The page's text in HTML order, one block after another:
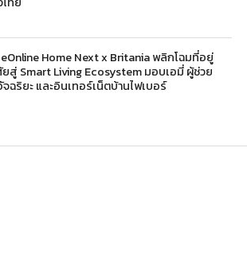
Home Next x Britania พลิกโฉมที่อยู่
สู่ Smart Living Ecosystem มอบเอมี่ ผู้ช่วย
จฉริยะ และอินเทอร์เน็ตบ้านไฟเบอร์